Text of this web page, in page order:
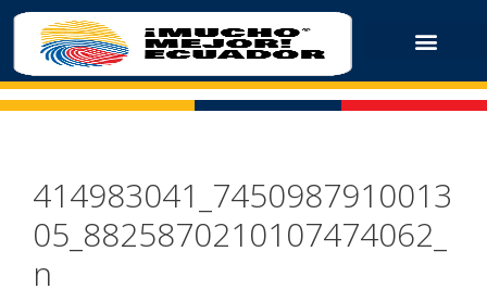
414983041_7450987910013
05_8825870210107474062_
n